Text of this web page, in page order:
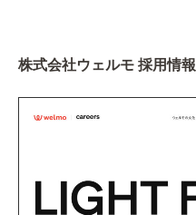
株式会社ウェルモ 採用情報